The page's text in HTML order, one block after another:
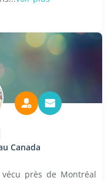
Canada
près de Montréal